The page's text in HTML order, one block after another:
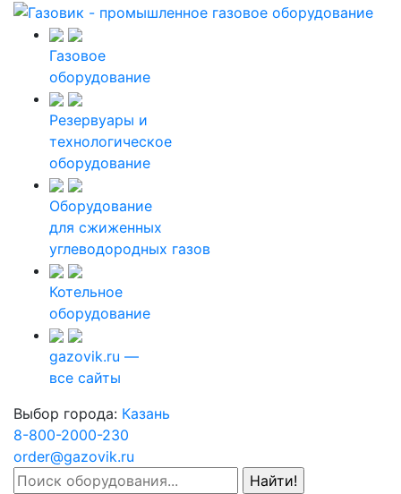
Газовое
оборудование
Резервуары и
технологическое
оборудование
Оборудование
для сжиженных
углеводородных газов
Котельное
оборудование
gazovik.ru —
все сайты
Выбор города: Казань
8-800-2000-230
order@gazovik.ru